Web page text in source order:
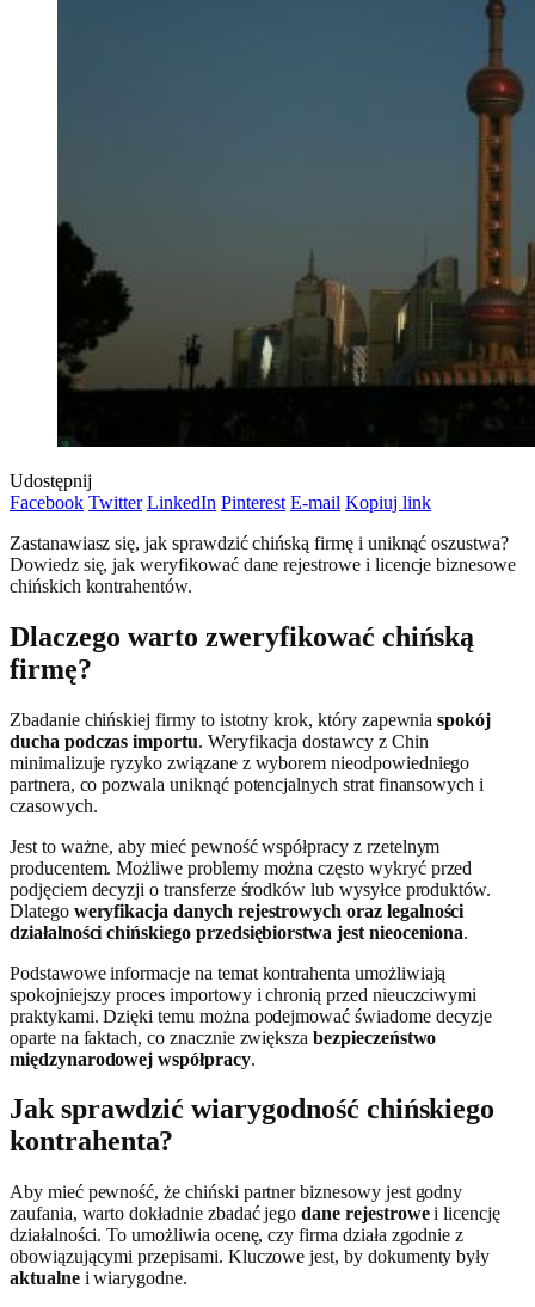
Udostępnij
Facebook Twitter LinkedIn Pinterest E-mail Kopiuj link
Zastanawiasz się, jak sprawdzić chińską firmę i uniknąć oszustwa?
Dowiedz się, jak weryfikować dane rejestrowe i licencje biznesowe
chińskich kontrahentów.
Dlaczego warto zweryfikować chińską
firmę?
Zbadanie chińskiej firmy to istotny krok, który zapewniaspokój
ducha podczas importu. Weryfikacja dostawcy z Chin
minimalizuje ryzyko związane z wyborem nieodpowiedniego
partnera, co pozwala uniknąć potencjalnych strat finansowych i
czasowych.
Jest to ważne, aby mieć pewność współpracy z rzetelnym
producentem. Możliwe problemy można często wykryć przed
podjęciem decyzji o transferze środków lub wysyłce produktów.
Dlatego weryfikacja danych rejestrowych oraz legalności
działalności chińskiego przedsiębiorstwa jest nieoceniona.
Podstawowe informacje na temat kontrahenta umożliwiają
spokojniejszy proces importowy i chronią przed nieuczciwymi
praktykami. Dzięki temu można podejmować świadome decyzje
oparte na faktach, co znacznie zwiększabezpieczeństwo
międzynarodowej współpracy.
Jak sprawdzić wiarygodność chińskiego
kontrahenta?
Aby mieć pewność, że chiński partner biznesowy jest godny
zaufania, warto dokładnie zbadać jegodane rejestrowei licencję
działalności. To umożliwia ocenę, czy firma działa zgodnie z
obowiązującymi przepisami. Kluczowe jest, by dokumenty były
aktualnei wiarygodne.